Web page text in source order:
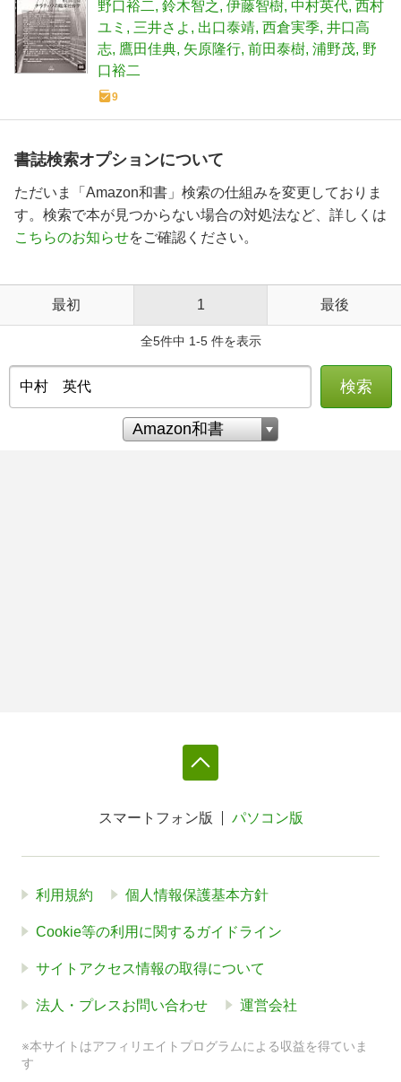
野口裕二 鈴木智之 伊藤智樹 中村英代 西村
ユミ
三井さよ 出口泰靖 西倉実季 井口高
志 鷹田佳典 矢原隆行 前田泰樹 浦野茂 野
口裕二
9
書誌検索オプションについて
ただいま「Amazon和書」検索の仕組みを変更しておりま
す。検索で本が見つからない場合の対処法など、詳しくは
こちらのお知らせをご確認ください。
最初 1 最後
全5件中 1-5 件を表示
検索
スマートフォン版 パソコン版
利用規約 個人情報保護基本方針
Cookie等の利用に関するガイドライン
サイトアクセス情報の取得について
法人・プレスお問い合わせ 運営会社
※本サイトはアフィリエイトプログラムによる収益を得ていま
す